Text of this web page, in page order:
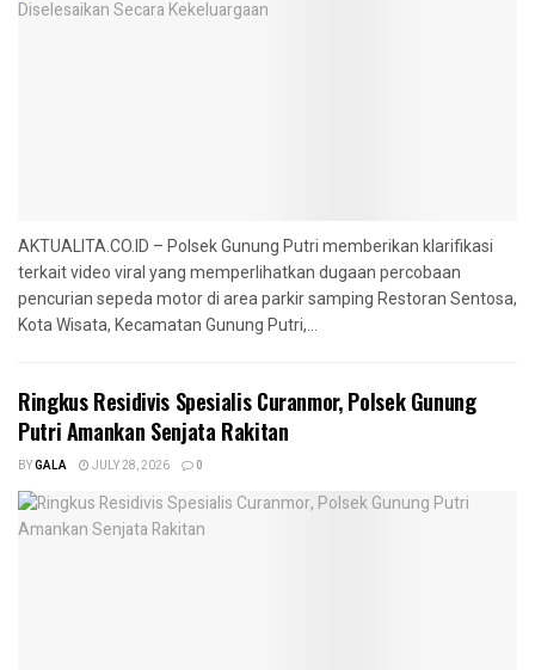
AKTUALITA.CO.ID – Polsek Gunung Putri memberikan klarifikasi
terkait video viral yang memperlihatkan dugaan percobaan
pencurian sepeda motor di area parkir samping Restoran Sentosa,
Kota Wisata, Kecamatan Gunung Putri,...
Ringkus Residivis Spesialis Curanmor, Polsek Gunung
Putri Amankan Senjata Rakitan
BYGALA JULY 28, 2026 0